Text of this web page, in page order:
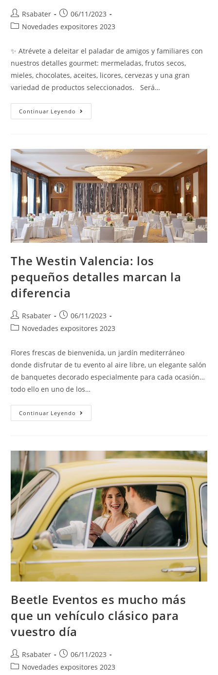
Rsabater
06/11/2023
Novedades expositores 2023
✨ Atrévete a deleitar el paladar de amigos y familiares con
nuestros detalles gourmet: mermeladas, frutos secos,
mieles, chocolates, aceites, licores, cervezas y una gran
variedad de productos seleccionados. Será…
Continuar Leyendo
The Westin Valencia: los
pequeños detalles marcan la
diferencia
Rsabater
06/11/2023
Novedades expositores 2023
Flores frescas de bienvenida, un jardín mediterráneo
donde disfrutar de tu evento al aire libre, un elegante salón
de banquetes decorado especialmente para cada ocasión…
todo ello en uno de los…
Continuar Leyendo
Beetle Eventos es mucho más
que un vehículo clásico para
vuestro día
Rsabater
06/11/2023
Novedades expositores 2023